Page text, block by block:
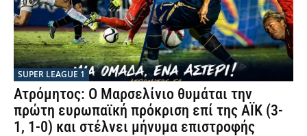
SUPER LEAGUE 1
Ατρόμητος: Ο Μαρσελίνιο θυμάται την
πρώτη ευρωπαϊκή πρόκριση επί της ΑΪΚ (3-
1, 1-0) και στέλνει μήνυμα επιστροφής